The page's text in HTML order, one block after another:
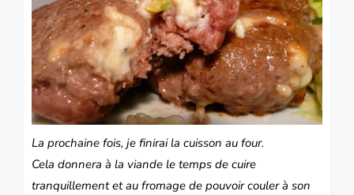
La prochaine fois, je finirai la cuisson au four.
Cela donnera à la viande le temps de cuire
tranquillement et au fromage de pouvoir couler à son